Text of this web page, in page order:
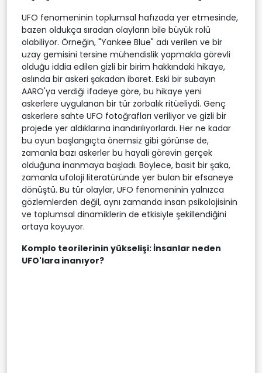
UFO fenomeninin toplumsal hafızada yer etmesinde,
bazen oldukça sıradan olayların bile büyük rolü
olabiliyor. Örneğin, "Yankee Blue" adı verilen ve bir
uzay gemisini tersine mühendislik yapmakla görevli
olduğu iddia edilen gizli bir birim hakkındaki hikaye,
aslında bir askeri şakadan ibaret. Eski bir subayın
AARO'ya verdiği ifadeye göre, bu hikaye yeni
askerlere uygulanan bir tür zorbalık ritüeliydi. Genç
askerlere sahte UFO fotoğrafları veriliyor ve gizli bir
projede yer aldıklarına inandırılıyorlardı. Her ne kadar
bu oyun başlangıçta önemsiz gibi görünse de,
zamanla bazı askerler bu hayali görevin gerçek
olduğuna inanmaya başladı. Böylece, basit bir şaka,
zamanla ufoloji literatüründe yer bulan bir efsaneye
dönüştü. Bu tür olaylar, UFO fenomeninin yalnızca
gözlemlerden değil, aynı zamanda insan psikolojisinin
ve toplumsal dinamiklerin de etkisiyle şekillendiğini
ortaya koyuyor.
Komplo teorilerinin yükselişi: İnsanlar neden
UFO'lara inanıyor?